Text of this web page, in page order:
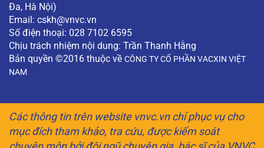
Đa, Hà Nội)
Email: cskh@vnvc.vn
Số điện thoại: 028 7102 6595
Chịu trách nhiệm nội dung: Trần Thanh Hằng
Bản quyền ©2016 thuộc về CÔNG TY CỔ PHẦN VACXIN VIỆT
NAM
Các thông tin trên website vnvc.vn chỉ phục vụ cho
mục đích tham khảo, tra cứu, được kiểm soát